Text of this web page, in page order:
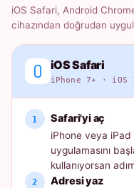
iOS Safari, Android
cihazından doğrudan
iOS Safari
iPhone 7+ · iOS
Safari'yi aç
iPhone veya iPad
uygulamasını
kullanıyorsan
Adresi yaz